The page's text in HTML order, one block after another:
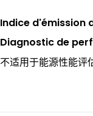
Indice d'émission
Diagnostic de
不适用于能源性能评